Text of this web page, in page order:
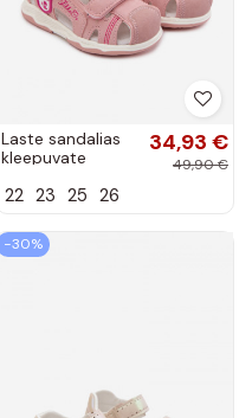
Laste sandalias
kleepuvate
roosa värviga
34,93 €
49,90 €
22 23 25 26
−30%